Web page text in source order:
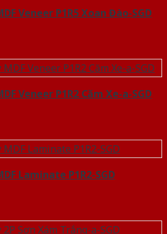
Veneer P1R5 Xoan Đào-SGD
Veneer P1R2 Căm Xe-a-SGD
Laminate P1R2-SGD